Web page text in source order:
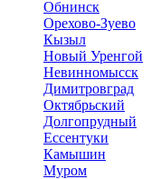
Обнинск
Орехово-Зуево
Кызыл
Новый Уренгой
Невинномысск
Димитровград
Октябрьский
Долгопрудный
Ессентуки
Камышин
Муром